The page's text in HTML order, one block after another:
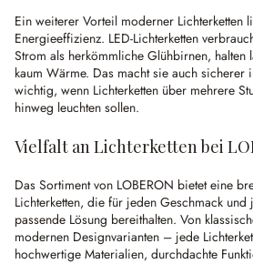
Ein weiterer Vorteil moderner Lichterketten
Energieeffizienz. LED-Lichterketten
Strom als herkömmliche Glühbirnen, halten
kaum Wärme. Das macht sie auch
wichtig, wenn Lichterketten über mehrere
hinweg leuchten sollen.
Vielfalt an Lichterketten bei
Das Sortiment von LOBERON bietet eine
Lichterketten, die für jeden Geschmack
passende Lösung bereithalten. Von
modernen Designvarianten – jede
hochwertige Materialien, durchdachte